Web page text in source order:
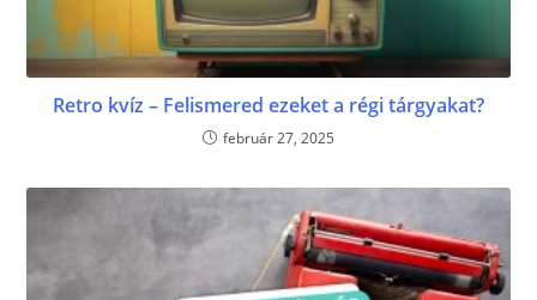
Retro kvíz – Felismered ezeket a régi tárgyakat?
február 27, 2025